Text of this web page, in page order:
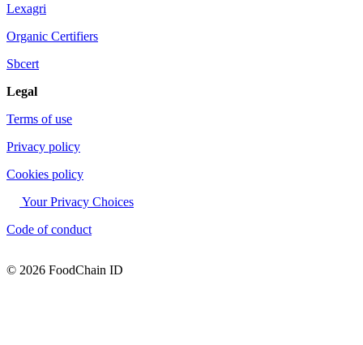
Lexagri
Organic Certifiers
Sbcert
Legal
Terms of use
Privacy policy
Cookies policy
Your Privacy Choices
Code of conduct
© 2026 FoodChain ID